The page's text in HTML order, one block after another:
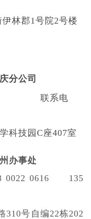
林郡1号院2号楼
分公司
婷 联系电
科技园C座407室
办事处
0022 0616 135
310号自编22栋202